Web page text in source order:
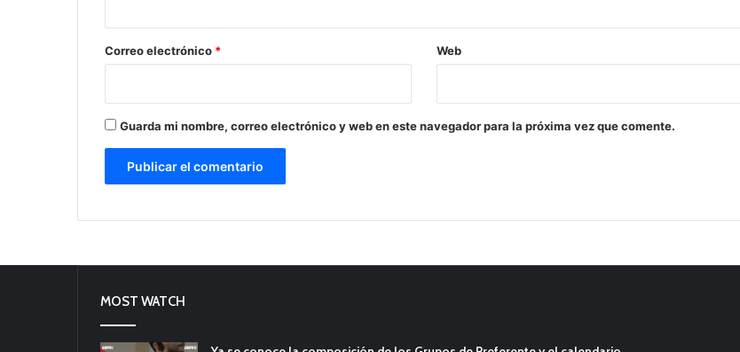
*
Correo electrónico * Web
Guarda mi nombre, correo electrónico y web en este navegador para la próxima vez que comente.
MOST WATCH